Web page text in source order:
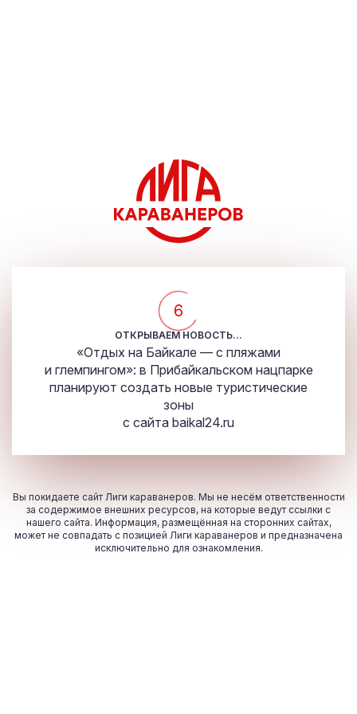
5
ОТКРЫВАЕМ НОВОСТЬ...
«Отдых на Байкале — с пляжами
и глемпингом»: в Прибайкальском нацпарке
планируют создать новые туристические
зоны
с сайта baikal24.ru
Вы покидаете сайт Лиги караванеров. Мы не несём ответственности
за содержимое внешних ресурсов, на которые ведут ссылки с
нашего сайта. Информация, размещённая на сторонних сайтах,
может не совпадать с позицией Лиги караванеров и предназначена
исключительно для ознакомления.